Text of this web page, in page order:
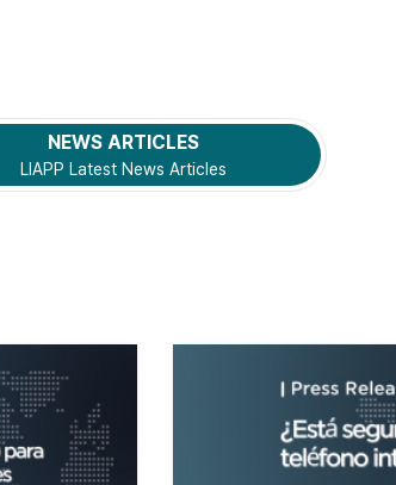
NEWS ARTICLES
LIAPP Latest News Articles